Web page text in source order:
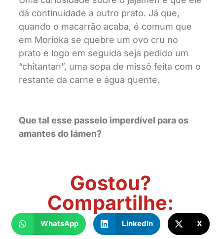
dá continuidade a outro prato. Já que,
quando o macarrão acaba, é comum que
em Morioka se quebre um ovo cru no
prato e logo em seguida seja pedido um
“chitantan”, uma sopa de missô feita com o
restante da carne e água quente.
Que tal esse passeio imperdível para os
amantes do lámen?
Gostou?
Compartilhe:
WhatsApp LinkedIn X